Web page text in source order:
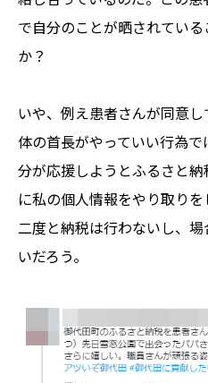
で自分のことが晒されてい
か？
いや、例え患者さんが同意
体の首長がやっていい行為
分が応援しようとふるさと
に私の個人情報をやり取りを
二度と納税は行わないし、
いだろう。